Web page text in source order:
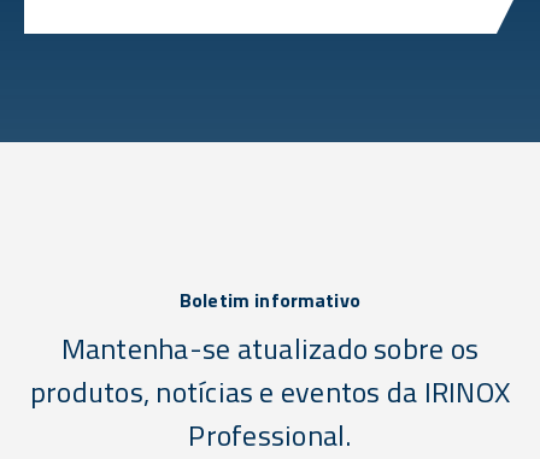
Boletim informativo
Mantenha-se atualizado sobre os
produtos, notícias e eventos da IRINOX
Professional.